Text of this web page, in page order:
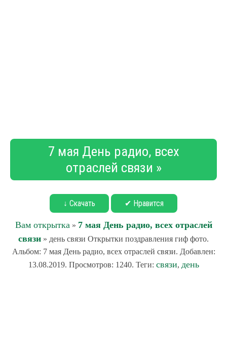
7 мая День радио, всех
отраслей связи »
↓ Скачать ✔ Нравится
Вам открытка » 7 мая День радио, всех отраслей
связи » день связи Открытки поздравления гиф фото.
Альбом: 7 мая День радио, всех отраслей связи. Добавлен:
13.08.2019. Просмотров: 1240. Теги: связи, день